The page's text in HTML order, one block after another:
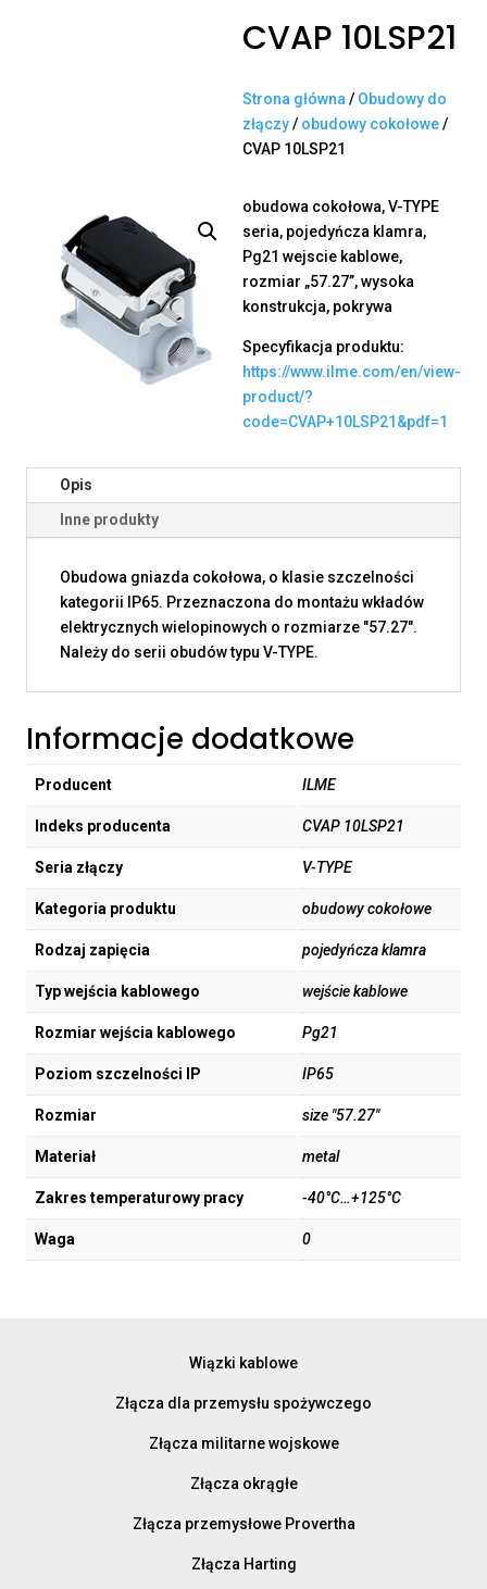
CVAP 10LSP21
Strona główna / Obudowy do
złączy/ obudowy cokołowe/
CVAP 10LSP21
obudowa cokołowa, V-TYPE
seria, pojedyńcza klamra,
Pg21 wejscie kablowe,
rozmiar „57.27”, wysoka
konstrukcja, pokrywa
Specyfikacja produktu:
https://www.ilme.com/en/view-
product/?
code=CVAP+10LSP21&pdf=1
Opis
Inne produkty
Obudowa gniazda cokołowa, o klasie szczelności
kategorii IP65. Przeznaczona do montażu wkładów
elektrycznych wielopinowych o rozmiarze "57.27".
Należy do serii obudów typu V-TYPE.
Informacje dodatkowe
Producent ILME
Indeks producenta CVAP 10LSP21
Seria złączy V-TYPE
Kategoria produktu obudowy cokołowe
Rodzaj zapięcia pojedyńcza klamra
Typ wejścia kablowego wejście kablowe
Rozmiar wejścia kablowego Pg21
Poziom szczelności IP IP65
Rozmiar size "57.27"
Materiał metal
Zakres temperaturowy pracy -40°C…+125°C
Waga 0
Wiązki kablowe
Złącza dla przemysłu spożywczego
Złącza militarne wojskowe
Złącza okrągłe
Złącza przemysłowe Provertha
Złącza Harting